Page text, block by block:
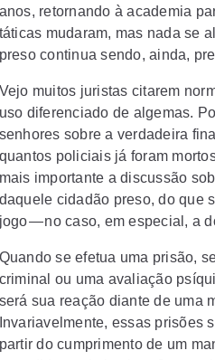
anos, retornando à academia
táticas mudaram, mas nada se
preso continua sendo, ainda,
Vejo muitos juristas citarem
uso diferenciado de algemas.
senhores sobre a verdadeira
quantos policiais já foram
mais importante a discussão
daquele cidadão preso, do que
jogo — no caso, em especial, a
Quando se efetua uma prisão,
criminal ou uma avaliação
será sua reação diante de uma
Invariavelmente, essas prisões
partir do cumprimento de um